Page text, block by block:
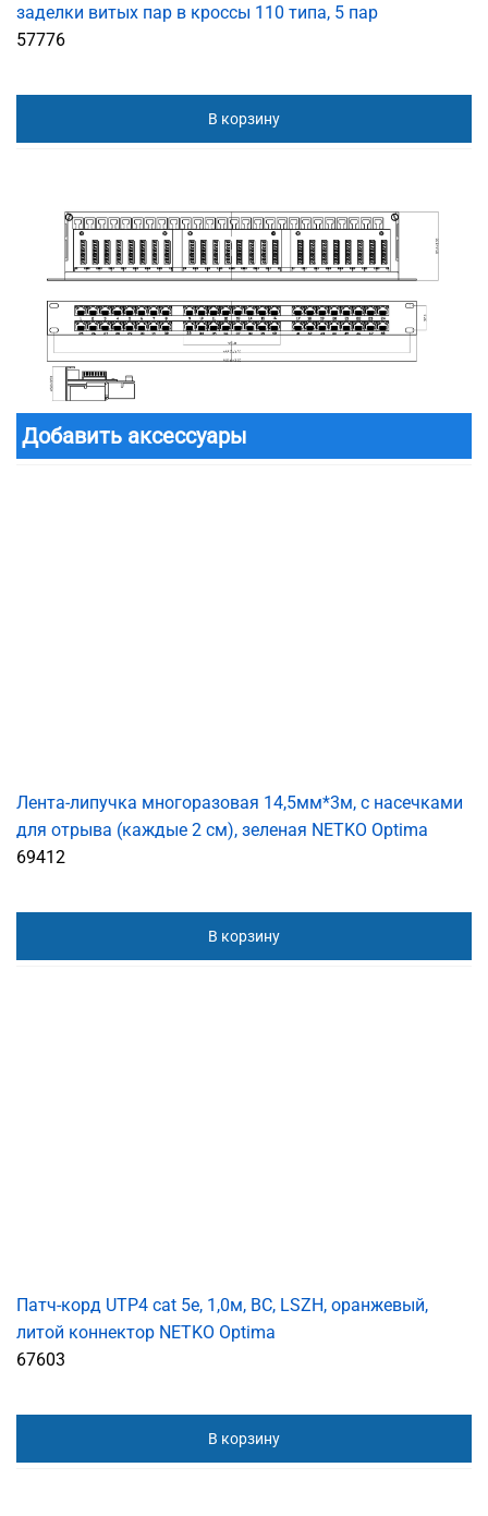
заделки витых пар в кроссы 110 типа, 5 пар
57776
В корзину
Добавить аксессуары
Лента-липучка многоразовая 14,5мм*3м, с насечками
для отрыва (каждые 2 см), зеленая NETKO Optima
69412
В корзину
Патч-корд UTP4 cat 5e, 1,0м, ВС, LSZH, оранжевый,
литой коннектор NETKO Optima
67603
В корзину